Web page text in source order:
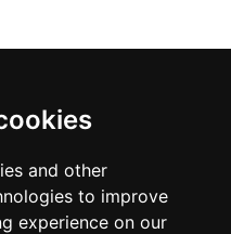
and other
to improve
experience on our